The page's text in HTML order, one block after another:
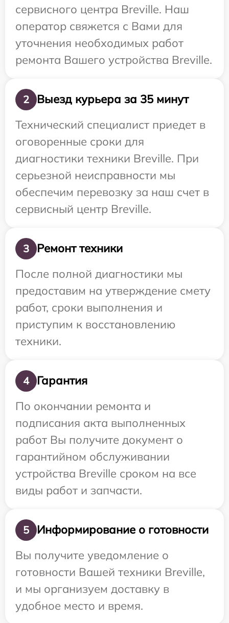
сервисного центра Breville. Наш
оператор свяжется с Вами для
уточнения необходимых работ
ремонта Вашего устройства Breville.
2
Выезд курьера за 35 минут
Технический специалист приедет в
оговоренные сроки для
диагностики техники Breville. При
серьезной неисправности мы
обеспечим перевозку за наш счет в
сервисный центр Breville.
3
Ремонт техники
После полной диагностики мы
предоставим на утверждение смету
работ, сроки выполнения и
приступим к восстановлению
техники.
4
Гарантия
По окончании ремонта и
подписания акта выполненных
работ Вы получите документ о
гарантийном обслуживании
устройства Breville сроком на все
виды работ и запчасти.
5
Информирование о готовности
Вы получите уведомление о
готовности Вашей техники Breville,
и мы организуем доставку в
удобное место и время.